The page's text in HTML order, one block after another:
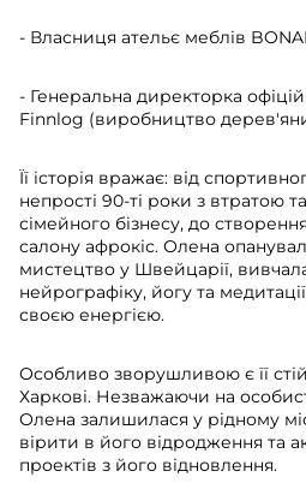
- Власниця ательє меблів
- Генеральна директорка
Finnlog (виробництво
Її історія вражає: від
непрості 90-ті роки з втратою
сімейного бізнесу, до
салону афрокіс. Олена
мистецтво у Швейцарії,
нейрографіку, йогу та
своєю енергією.
Особливо зворушливою є її
Харкові. Незважаючи на
Олена залишилася у рідному
вірити в його відродження та
проектів з його відновлення.